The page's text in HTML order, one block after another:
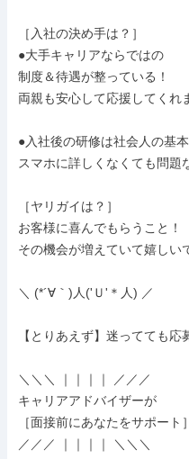
［入社の決め手は？］
●大手キャリアならではの
制度＆待遇が整っている！
両親も安心して応援してくれ
●入社後の研修は社会人の基本
スマホに詳しくなくても問題
［ヤリガイは？］
お客様に喜んでもらうこと！
その機会が増えていて嬉しい
＼ (*´∀｀)人('Ｕ'＊人) ／
【とりあえず】迷ってても
＼＼＼ ｜｜｜｜ ／／／
キャリアアドバイザーが
［面接前にあなたをサポート］
／／／ ｜｜｜｜ ＼＼＼